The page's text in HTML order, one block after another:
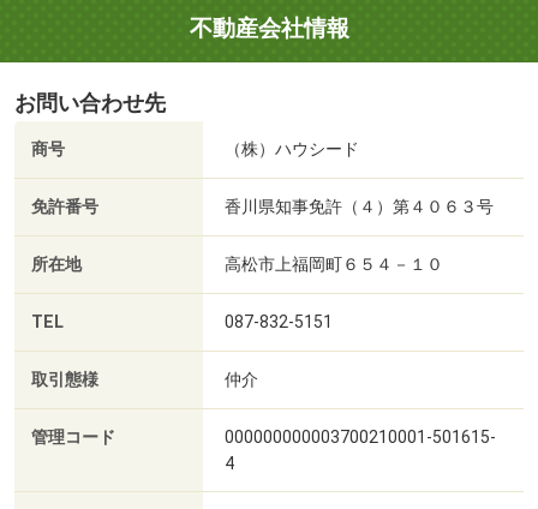
不動産会社情報
お問い合わせ先
商号 （株）ハウシード
免許番号 香川県知事免許（４）第４０６３号
所在地 高松市上福岡町６５４－１０
TEL 087-832-5151
取引態様 仲介
管理コード
000000000003700210001-501615-
4